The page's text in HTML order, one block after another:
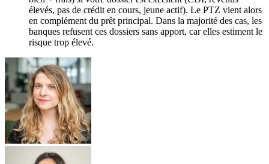
élevés, pas de crédit en cours, jeune actif). Le PTZ vient alors
en complément du prêt principal. Dans la majorité des cas, les
banques refusent ces dossiers sans apport, car elles estiment le
risque trop élevé.